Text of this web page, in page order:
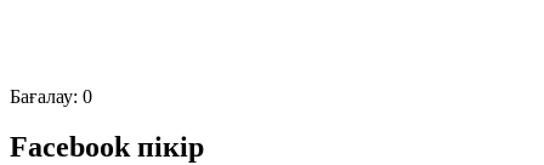
Бағалау: 0
Facebook пікір